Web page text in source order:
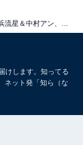
けします。知ってる
ネット発「知ら（な